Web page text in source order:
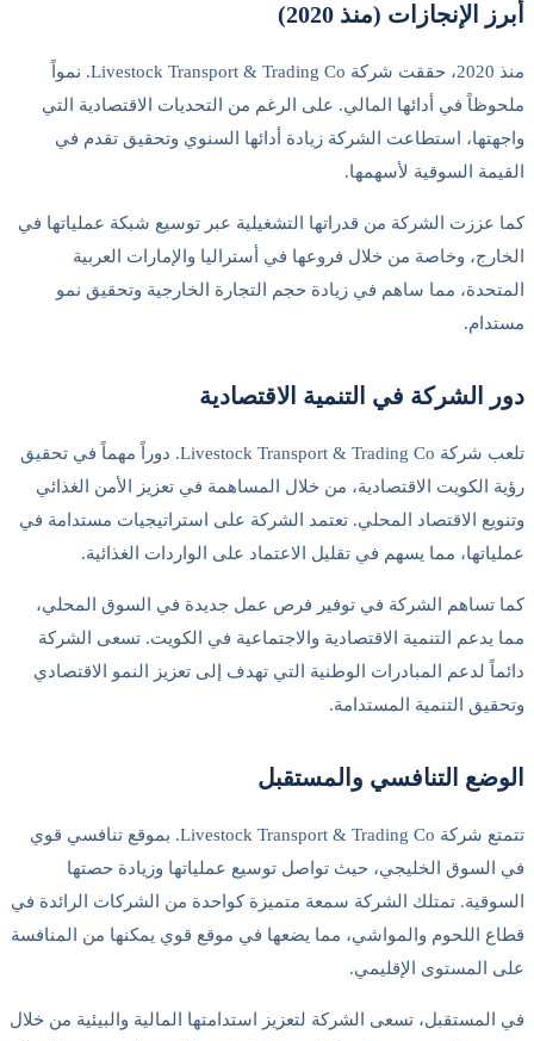
أبرز الإنجازات (منذ 2020)
منذ 2020، حققت شركة Livestock Transport & Trading Co. نمواً
ملحوظاً في أدائها المالي. على الرغم من التحديات الاقتصادية التي
واجهتها، استطاعت الشركة زيادة أدائها السنوي وتحقيق تقدم في
القيمة السوقية لأسهمها.
كما عززت الشركة من قدراتها التشغيلية عبر توسيع شبكة عملياتها في
الخارج، وخاصة من خلال فروعها في أستراليا والإمارات العربية
المتحدة، مما ساهم في زيادة حجم التجارة الخارجية وتحقيق نمو
مستدام.
دور الشركة في التنمية الاقتصادية
تلعب شركة Livestock Transport & Trading Co. دوراً مهماً في تحقيق
رؤية الكويت الاقتصادية، من خلال المساهمة في تعزيز الأمن الغذائي
وتنويع الاقتصاد المحلي. تعتمد الشركة على استراتيجيات مستدامة في
عملياتها، مما يسهم في تقليل الاعتماد على الواردات الغذائية.
كما تساهم الشركة في توفير فرص عمل جديدة في السوق المحلي،
مما يدعم التنمية الاقتصادية والاجتماعية في الكويت. تسعى الشركة
دائماً لدعم المبادرات الوطنية التي تهدف إلى تعزيز النمو الاقتصادي
وتحقيق التنمية المستدامة.
الوضع التنافسي والمستقبل
تتمتع شركة Livestock Transport & Trading Co. بموقع تنافسي قوي
في السوق الخليجي، حيث تواصل توسيع عملياتها وزيادة حصتها
السوقية. تمتلك الشركة سمعة متميزة كواحدة من الشركات الرائدة في
قطاع اللحوم والمواشي، مما يضعها في موقع قوي يمكنها من المنافسة
على المستوى الإقليمي.
في المستقبل، تسعى الشركة لتعزيز استدامتها المالية والبيئية من خلال